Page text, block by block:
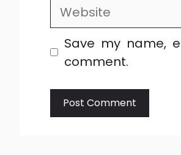
Website
Save my name,
comment.